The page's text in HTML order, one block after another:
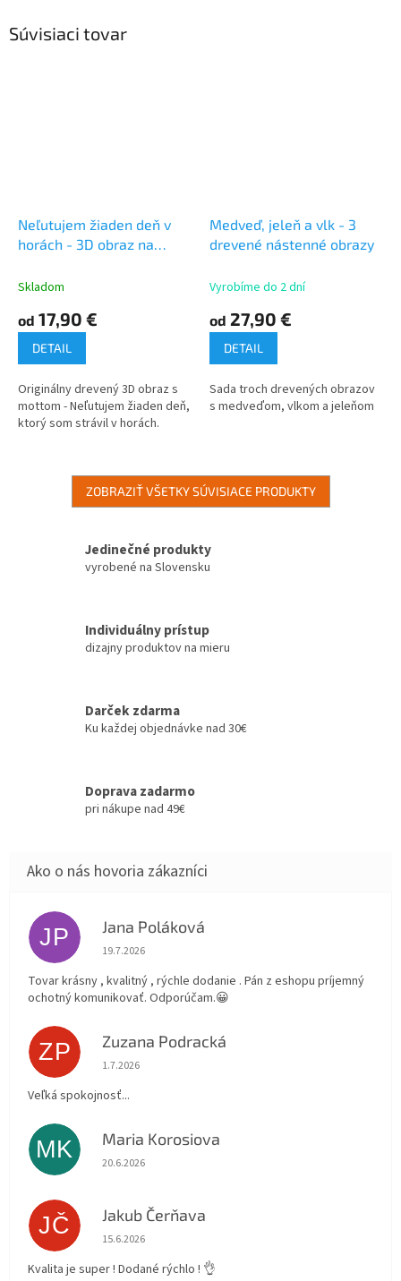
Súvisiaci tovar
Neľutujem žiaden deň v
horách - 3D obraz na
Skladom
od 17,90 €
DETAIL
Originálny drevený 3D obraz s
mottom - Neľutujem žiaden deň,
ktorý som strávil v horách.
Medveď, jeleň a vlk - 3
drevené nástenné obrazy
Vyrobíme do 2 dní
od 27,90 €
DETAIL
Sada troch drevených obrazov
s medveďom, vlkom a jeleňom
ZOBRAZIŤ VŠETKY SÚVISIACE PRODUKTY
Jedinečné produkty
vyrobené na Slovensku
Individuálny prístup
dizajny produktov na mieru
Darček zdarma
Ku každej objednávke nad 30€
Doprava zadarmo
pri nákupe nad 49€
JP Jana Poláková
Hodnotenie obchodu je 5 z 5 hviezdičiek.
19.7.2026
Tovar krásny , kvalitný , rýchle dodanie . Pán z eshopu príjemný
ochotný komunikovať. Odporúčam.😀
ZP Zuzana Podracká
Hodnotenie obchodu je 5 z 5 hviezdičiek.
1.7.2026
Veľká spokojnosť...
MK Maria Korosiova
Hodnotenie obchodu je 5 z 5 hviezdičiek.
20.6.2026
JČ Jakub Čerňava
Hodnotenie obchodu je 5 z 5 hviezdičiek.
15.6.2026
Kvalita je super ! Dodané rýchlo ! 👌